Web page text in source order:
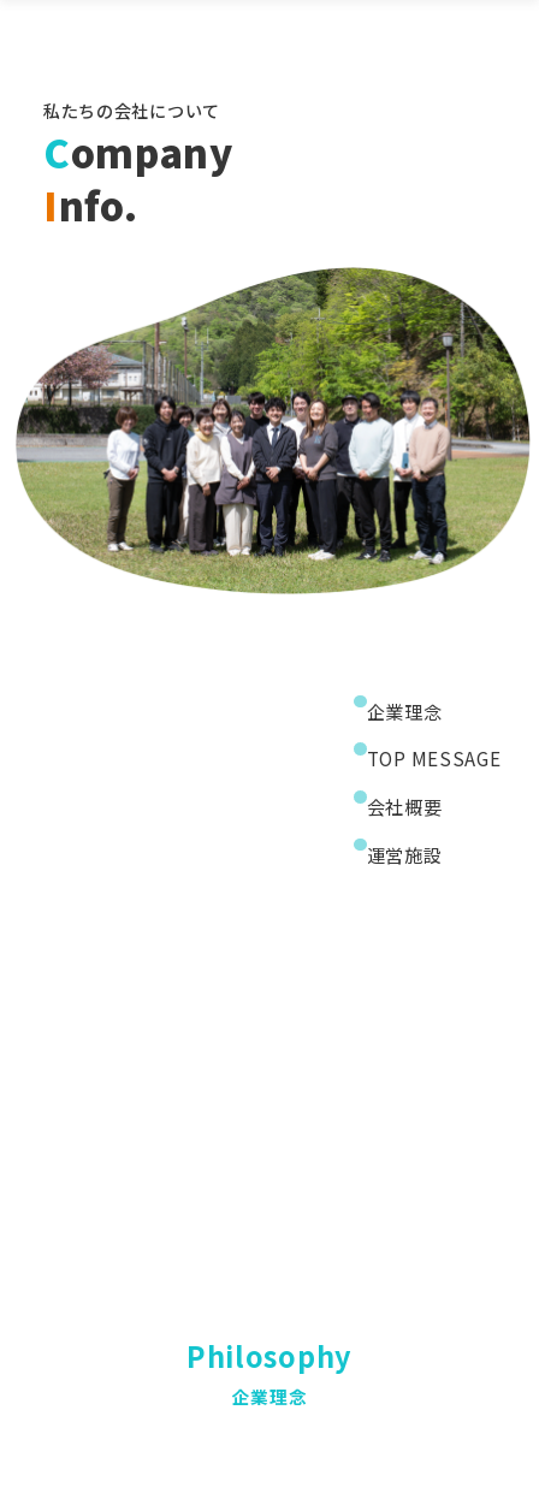
私たちの会社について
Company
Info.
企業理念
TOP MESSAGE
会社概要
運営施設
Philosophy
企業理念